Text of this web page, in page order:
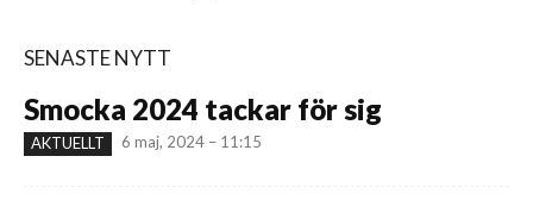
SENASTE NYTT
Smocka 2024 tackar för sig
AKTUELLT 6 maj, 2024 – 11:15